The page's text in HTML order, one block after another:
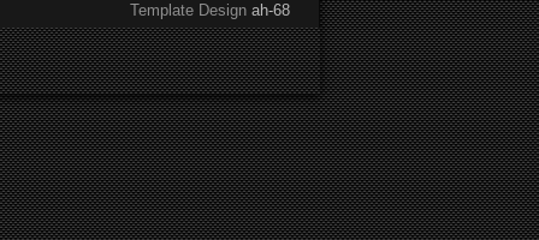
Template Design ah-68